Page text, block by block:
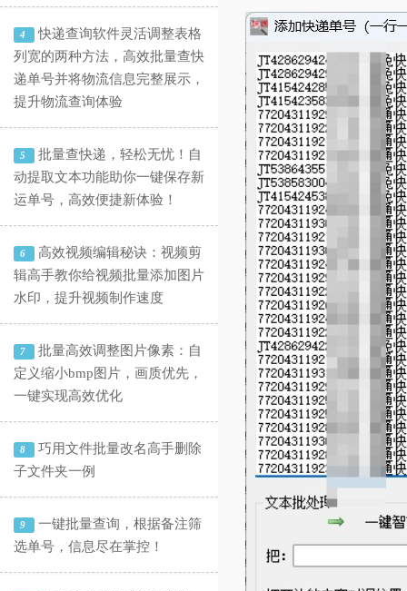
4
快递查询软件灵活调整表格
列宽的两种方法，高效批量查快
递单号并将物流信息完整展示，
提升物流查询体验
5
批量查快递，轻松无忧！自
动提取文本功能助你一键保存新
运单号，高效便捷新体验！
6
高效视频编辑秘诀：视频剪
辑高手教你给视频批量添加图片
水印，提升视频制作速度
7
批量高效调整图片像素：自
定义缩小bmp图片，画质优先，
一键实现高效优化
8
巧用文件批量改名高手删除
子文件夹一例
9
一键批量查询，根据备注筛
选单号，信息尽在掌控！